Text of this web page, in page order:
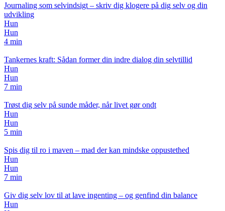
Journaling som selvindsigt – skriv dig klogere på dig selv og din
udvikling
Hun
Hun
4 min
Tankernes kraft: Sådan former din indre dialog din selvtillid
Hun
Hun
7 min
Trøst dig selv på sunde måder, når livet gør ondt
Hun
Hun
5 min
Spis dig til ro i maven – mad der kan mindske oppustethed
Hun
Hun
7 min
Giv dig selv lov til at lave ingenting – og genfind din balance
Hun